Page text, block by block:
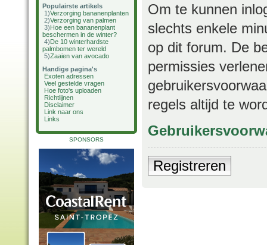
Populairste artikels
1)Verzorging bananenplanten
2)Verzorging van palmen
3)Hoe een bananenplant
beschermen in de winter?
4)De 10 winterhardste
palmbomen ter wereld
5)Zaaien van avocado
Handige pagina's
Exoten adressen
Veel gestelde vragen
Hoe foto's uploaden
Richtlijnen
Disclaimer
Link naar ons
Links
SPONSORS
Om te kunnen
slechts enkele
op dit forum. De
permissies
regels altijd te
Registreren